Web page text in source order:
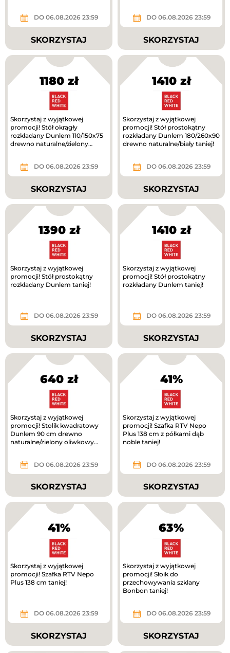
DO 06.08.2026 23:59
SKORZYSTAJ
DO 06.08.2026 23:59
SKORZYSTAJ
1180 zł
Skorzystaj z wyjątkowej
promocji! Stół okrągły
rozkładany Dunlem 110/150x75
drewno naturalne/zielony
DO 06.08.2026 23:59
SKORZYSTAJ
1410 zł
Skorzystaj z wyjątkowej
promocji! Stół prostokątny
rozkładany Dunlem 180/260x90
drewno naturalne/biały taniej!
DO 06.08.2026 23:59
SKORZYSTAJ
1390 zł
Skorzystaj z wyjątkowej
promocji! Stół prostokątny
rozkładany Dunlem taniej!
DO 06.08.2026 23:59
SKORZYSTAJ
1410 zł
Skorzystaj z wyjątkowej
promocji! Stół prostokątny
rozkładany Dunlem taniej!
DO 06.08.2026 23:59
SKORZYSTAJ
640 zł
Skorzystaj z wyjątkowej
promocji! Stolik kwadratowy
Dunlem 90 cm drewno
naturalne/zielony oliwkowy
DO 06.08.2026 23:59
SKORZYSTAJ
41%
Skorzystaj z wyjątkowej
promocji! Szafka RTV Nepo
Plus 138 cm z półkami dąb
noble taniej!
DO 06.08.2026 23:59
SKORZYSTAJ
41%
Skorzystaj z wyjątkowej
promocji! Szafka RTV Nepo
Plus 138 cm taniej!
DO 06.08.2026 23:59
SKORZYSTAJ
63%
Skorzystaj z wyjątkowej
promocji! Słoik do
przechowywania szklany
Bonbon taniej!
DO 06.08.2026 23:59
SKORZYSTAJ